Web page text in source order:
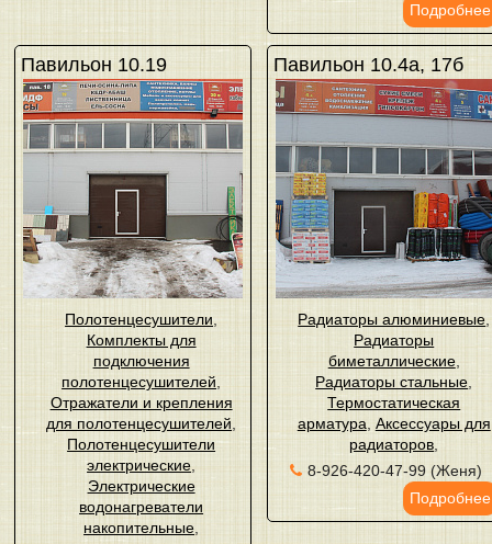
Подробнее
Павильон 10.19
Полотенцесушители
Комплекты для
подключения
полотенцесушителей
Отражатели и крепления
для полотенцесушителей
Полотенцесушители
электрические
Электрические
водонагреватели
накопительные
Павильон 10.4а, 17б
Радиаторы алюминиевые
Радиаторы
биметаллические,
Радиаторы стальные
Термостатическая
арматура Аксессуары для
радиаторов
8-926-420-47-99 (Женя)
Подробнее